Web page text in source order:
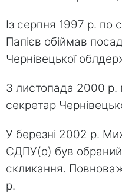
Із серпня 1997 р.
Папієв обіймав
Чернівецької
З листопада 2000 р.
секретар
У березні 2002 р.
СДПУ(о) був
скликання.
р.